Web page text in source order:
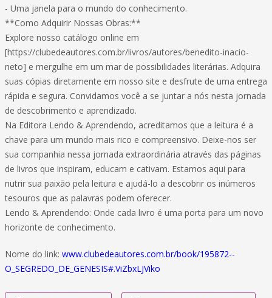
- Uma janela para o mundo do conhecimento.
**Como Adquirir Nossas Obras:**
Explore nosso catálogo online em
[https://clubedeautores.com.br/livros/autores/benedito-inacio-
neto] e mergulhe em um mar de possibilidades literárias. Adquira
suas cópias diretamente em nosso site e desfrute de uma entrega
rápida e segura. Convidamos você a se juntar a nós nesta jornada
de descobrimento e aprendizado.
Na Editora Lendo & Aprendendo, acreditamos que a leitura é a
chave para um mundo mais rico e compreensivo. Deixe-nos ser
sua companhia nessa jornada extraordinária através das páginas
de livros que inspiram, educam e cativam. Estamos aqui para
nutrir sua paixão pela leitura e ajudá-lo a descobrir os inúmeros
tesouros que as palavras podem oferecer.
Lendo & Aprendendo: Onde cada livro é uma porta para um novo
horizonte de conhecimento.
Nome do link: www.clubedeautores.com.br/book/195872--
O_SEGREDO_DE_GENESIS#.ViZbxLJViko